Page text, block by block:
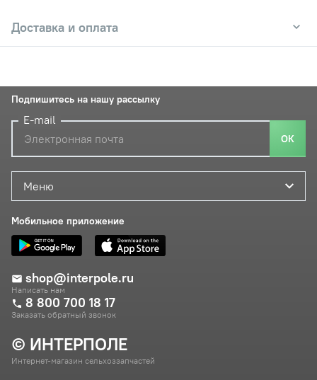
Доставка и оплата
© ИНТЕРПОЛЕ
Интернет-магазин сельхоззапчастей
Меню
Мобильное приложение
shop@interpole.ru
Написать нам
8 800 700 18 17
Заказать обратный звонок
Подпишитесь на нашу рассылку
E-mail
ОК